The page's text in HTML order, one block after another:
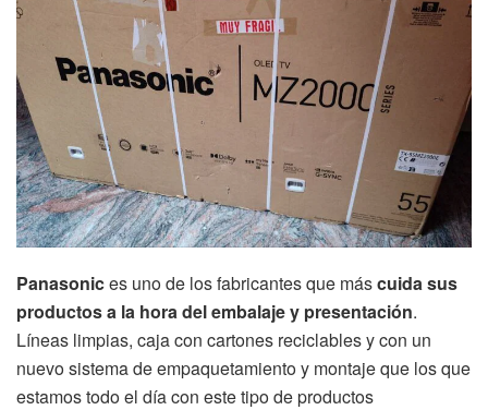
Panasonices uno de los fabricantes que máscuida sus
productos a la hora del embalaje y presentación.
Líneas limpias, caja con cartones reciclables y con un
nuevo sistema de empaquetamiento y montaje que los que
estamos todo el día con este tipo de productos